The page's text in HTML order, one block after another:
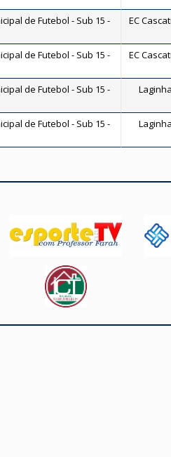
de Futebol - Sub 15 -
EC
de Futebol - Sub 15 -
EC
de Futebol - Sub 15 -
de Futebol - Sub 15 -